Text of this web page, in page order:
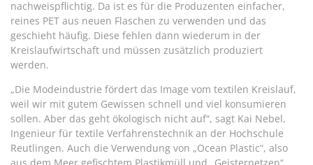
nachweispflichtig. Da ist es für die Produzenten einfacher,
reines PET aus neuen Flaschen zu verwenden und das
geschieht häufig. Diese fehlen dann wiederum in der
Kreislaufwirtschaft und müssen zusätzlich produziert
werden.
„Die Modeindustrie fördert das Image vom textilen Kreislauf,
weil wir mit gutem Gewissen schnell und viel konsumieren
sollen. Aber das geht ökologisch nicht auf“, sagt Kai Nebel,
Ingenieur für textile Verfahrenstechnik an der Hochschule
Reutlingen. Auch die Verwendung von „Ocean Plastic“, also
aus dem Meer gefischtem Plastikmüll und „Geisternetzen“,